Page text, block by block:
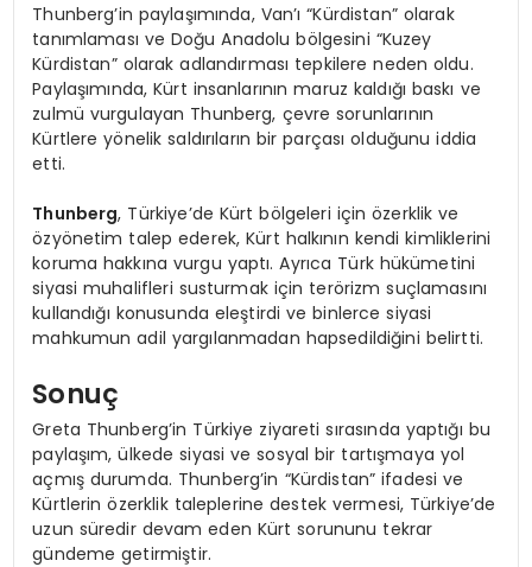
Thunberg’in paylaşımında, Van’ı “Kürdistan” olarak
tanımlaması ve Doğu Anadolu bölgesini “Kuzey
Kürdistan” olarak adlandırması tepkilere neden oldu.
Paylaşımında, Kürt insanlarının maruz kaldığı baskı ve
zulmü vurgulayan Thunberg, çevre sorunlarının
Kürtlere yönelik saldırıların bir parçası olduğunu iddia
etti.
Thunberg, Türkiye’de Kürt bölgeleri için özerklik ve
özyönetim talep ederek, Kürt halkının kendi kimliklerini
koruma hakkına vurgu yaptı. Ayrıca Türk hükümetini
siyasi muhalifleri susturmak için terörizm suçlamasını
kullandığı konusunda eleştirdi ve binlerce siyasi
mahkumun adil yargılanmadan hapsedildiğini belirtti.
Sonuç
Greta Thunberg’in Türkiye ziyareti sırasında yaptığı bu
paylaşım, ülkede siyasi ve sosyal bir tartışmaya yol
açmış durumda. Thunberg’in “Kürdistan” ifadesi ve
Kürtlerin özerklik taleplerine destek vermesi, Türkiye’de
uzun süredir devam eden Kürt sorununu tekrar
gündeme getirmiştir.